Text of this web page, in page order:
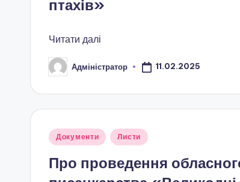
ь
о
о
птахів»
Читати далі
Опубліковано
Адміністратор 11.02.2025
Опубліковано
Документи Листи
Про проведення